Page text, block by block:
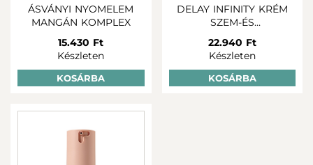
ÁSVÁNYI NYOMELEM
MANGÁN KOMPLEX
15.430 Ft
Készleten
KOSÁRBA
DELAY INFINITY KRÉM
SZEM-ÉS
22.940 Ft
Készleten
KOSÁRBA